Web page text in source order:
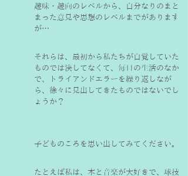
趣味・趣向のレベルから、自分なりのまと
まった意見や思想のレベルまでがあります
が…
それらは、最初から私たちが自覚していた
ものでは決してなくて、毎日の生活のなか
で、トライアンドエラーを繰り返しなが
ら、徐々に見出してきたものではないでし
ょうか？
子どものころを思い出してみてください。
たとえば私は、本と音楽が大好きで、球技